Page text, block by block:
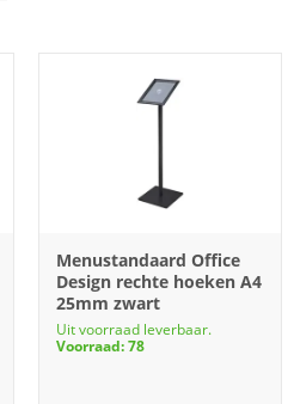
Menustandaard Office
Design rechte hoeken A4
25mm zwart
Uit voorraad leverbaar.
Voorraad: 78